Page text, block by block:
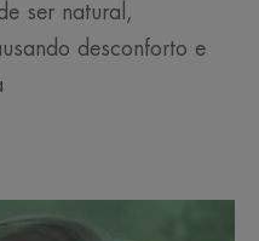
ser natural,
desconforto e